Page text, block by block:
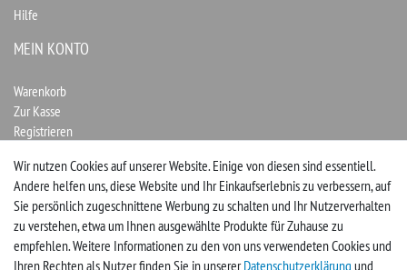
Hilfe
MEIN KONTO
Warenkorb
Zur Kasse
Registrieren
Vertrag widerrufen
UNTERNEHMEN
Wir nutzen Cookies auf unserer Website. Einige von diesen sind essentiell.
Andere helfen uns, diese Website und Ihr Einkaufserlebnis zu verbessern, auf
Sie persönlich zugeschnittene Werbung zu schalten und Ihr Nutzerverhalten
zu verstehen, etwa um Ihnen ausgewählte Produkte für Zuhause zu
empfehlen. Weitere Informationen zu den von uns verwendeten Cookies und
Ihren Rechten als Nutzer finden Sie in unsererDaten­schutz­erklärung und